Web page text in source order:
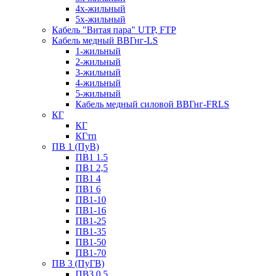
4х-жильный
5х-жильный
Кабель "Витая пара" UTP, FTP
Кабель медный ВВГнг-LS
1-жильный
2-жильный
3-жильный
4-жильный
5-жильный
Кабель медный силовой ВВГнг-FRLS
КГ
КГ
КГтп
ПВ 1 (ПуВ)
ПВ1 1.5
ПВ1 2,5
ПВ1 4
ПВ1 6
ПВ1-10
ПВ1-16
ПВ1-25
ПВ1-35
ПВ1-50
ПВ1-70
ПВ 3 (ПуГВ)
ПВ3 0,5